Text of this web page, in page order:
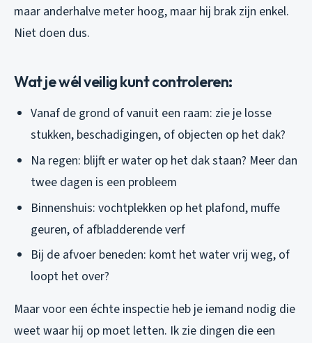
maar anderhalve meter hoog, maar hij brak zijn enkel.
Niet doen dus.
Wat je wél veilig kunt controleren:
Vanaf de grond of vanuit een raam: zie je losse
stukken, beschadigingen, of objecten op het dak?
Na regen: blijft er water op het dak staan? Meer dan
twee dagen is een probleem
Binnenshuis: vochtplekken op het plafond, muffe
geuren, of afbladderende verf
Bij de afvoer beneden: komt het water vrij weg, of
loopt het over?
Maar voor een échte inspectie heb je iemand nodig die
weet waar hij op moet letten. Ik zie dingen die een